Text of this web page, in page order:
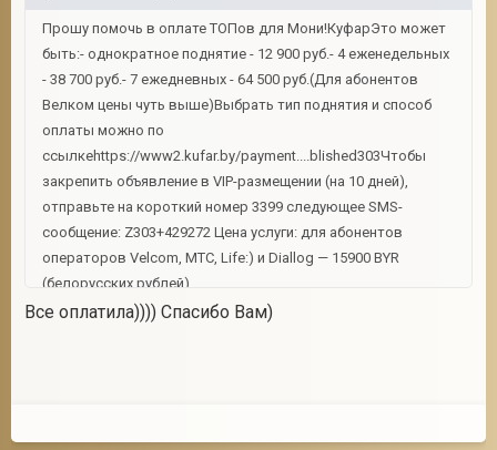
Прошу помочь в оплате ТОПов для Мони!КуфарЭто может
быть:- однократное поднятие - 12 900 руб.- 4 еженедельных
- 38 700 руб.- 7 ежедневных - 64 500 руб.(Для абонентов
Велком цены чуть выше)Выбрать тип поднятия и способ
оплаты можно по
ссылкеhttps://www2.kufar.by/payment....blished303Чтобы
закрепить объявление в VIP-размещении (на 10 дней),
отправьте на короткий номер 3399 следующее SMS-
сообщение: Z303+429272 Цена услуги: для абонентов
операторов Velcom, МТС, Life:) и Diallog — 15900 BYR
(белорусских рублей).
Все оплатила)))) Спасибо Вам)